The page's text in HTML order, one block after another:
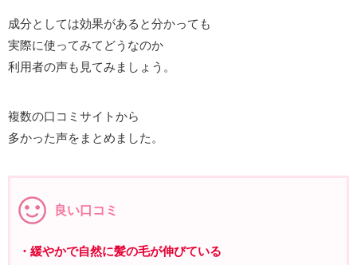
成分としては効果があると分かっても
実際に使ってみてどうなのか
利用者の声も見てみましょう。
複数の口コミサイトから
多かった声をまとめました。
良い口コミ
・緩やかで自然に髪の毛が伸びている